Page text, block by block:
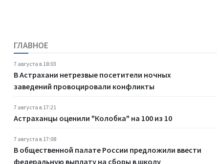
ГЛАВНОЕ
7 августа в 18:03
В Астрахани нетрезвые посетители ночных
заведений провоцировали конфликты
7 августа в 17:21
Астраханцы оценили "Колобка" на 100 из 10
7 августа в 17:08
В общественной палате России предложили ввести
федеральную выплату на сборы в школу